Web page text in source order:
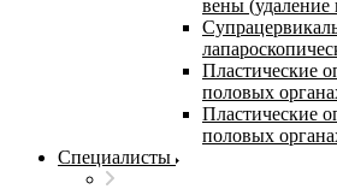
вены (удаление
Пластические
половых
Пластические
половых
Специалисты